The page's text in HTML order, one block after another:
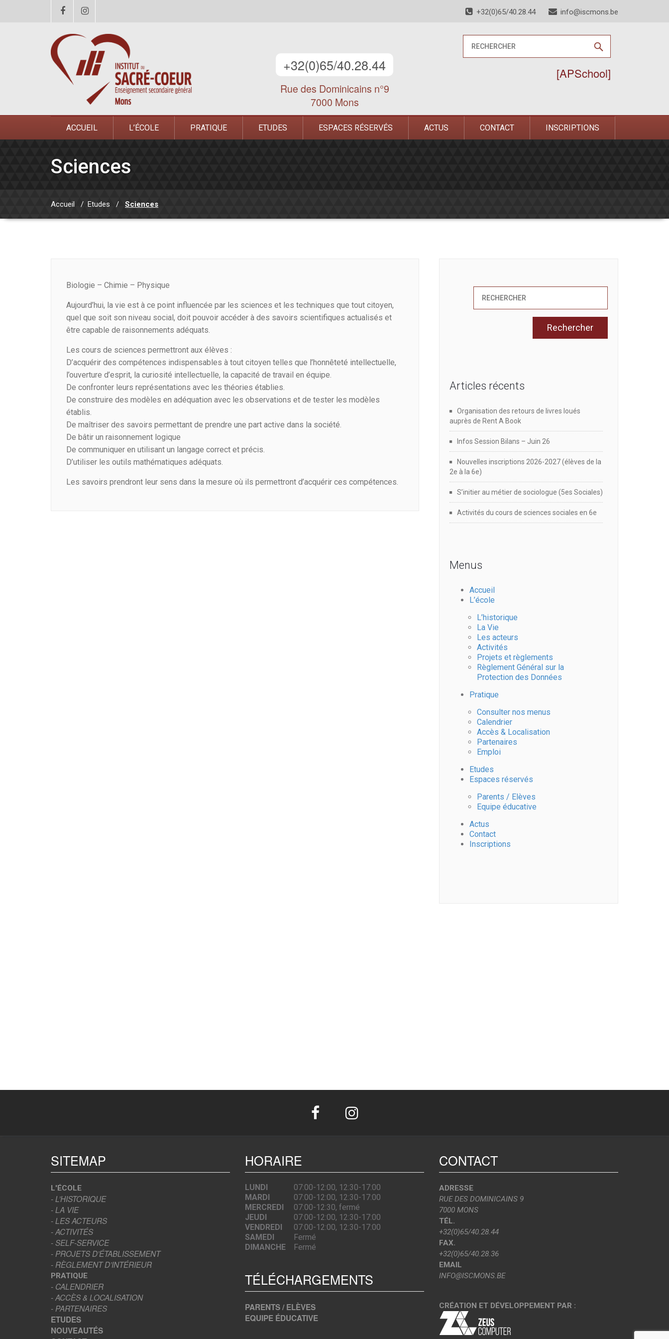
+32(0)65/40.28.44 info@iscmons.be
+32(0)65/40.28.44
Rue des Dominicains n°9
7000 Mons
[APSchool]
ACCUEIL L’ÉCOLE PRATIQUE ETUDES ESPACES RÉSERVÉS ACTUS CONTACT INSCRIPTIONS
Sciences
Accueil / Etudes / Sciences
Biologie – Chimie – Physique
Aujourd’hui, la vie est à ce point influencée par les sciences et les techniques que tout citoyen,
quel que soit son niveau social, doit pouvoir accéder à des savoirs scientifiques actualisés et
être capable de raisonnements adéquats.
Les cours de sciences permettront aux élèves :
D’acquérir des compétences indispensables à tout citoyen telles que l’honnêteté intellectuelle,
l’ouverture d’esprit, la curiosité intellectuelle, la capacité de travail en équipe.
De confronter leurs représentations avec les théories établies.
De construire des modèles en adéquation avec les observations et de tester les modèles
établis.
De maîtriser des savoirs permettant de prendre une part active dans la société.
De bâtir un raisonnement logique
De communiquer en utilisant un langage correct et précis.
D’utiliser les outils mathématiques adéquats.
Les savoirs prendront leur sens dans la mesure où ils permettront d’acquérir ces compétences.
Articles récents
Organisation des retours de livres loués
auprès de Rent A Book
Infos Session Bilans – Juin 26
Nouvelles inscriptions 2026-2027 (élèves de la
2e à la 6e)
S’initier au métier de sociologue (5es Sociales)
Activités du cours de sciences sociales en 6e
Menus
Accueil
L’école
L’historique
La Vie
Les acteurs
Activités
Projets et règlements
Règlement Général sur la
Protection des Données
Pratique
Consulter nos menus
Calendrier
Accès & Localisation
Partenaires
Emploi
Etudes
Espaces réservés
Parents / Elèves
Equipe éducative
Actus
Contact
Inscriptions
SITEMAP
L'ÉCOLE
- L’HISTORIQUE
- LA VIE
- LES ACTEURS
- ACTIVITÉS
- SELF-SERVICE
- PROJETS D’ÉTABLISSEMENT
- RÈGLEMENT D’INTÉRIEUR
PRATIQUE
- CALENDRIER
- ACCÈS & LOCALISATION
- PARTENAIRES
ETUDES
NOUVEAUTÉS
HORAIRE
LUNDI
07:00-12:00, 12:30-17:00
MARDI
07:00-12:00, 12:30-17:00
MERCREDI
07:00-12:30, fermé
JEUDI
07:00-12:00, 12:30-17:00
VENDREDI
07:00-12:00, 12:30-17:00
SAMEDI
Fermé
DIMANCHE
Fermé
TÉLÉCHARGEMENTS
PARENTS / ELÈVES
EQUIPE ÉDUCATIVE
CONTACT
ADRESSE
RUE DES DOMINICAINS 9
7000 MONS
TÉL.
+32(0)65/40.28.44
FAX.
+32(0)65/40.28.36
EMAIL
INFO@ISCMONS.BE
CRÉATION ET DÉVELOPPEMENT PAR :